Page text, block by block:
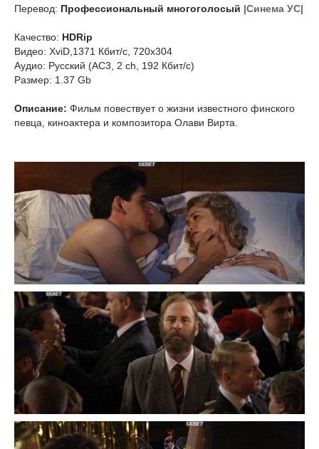
Перевод: Профессиональный многоголосый |Синема УС|
Качество: HDRip
Видео: XviD,1371 Кбит/с, 720x304
Аудио: Русский (AC3, 2 ch, 192 Кбит/с)
Размер: 1.37 Gb
Описание: Фильм повествует о жизни известного финского
певца, киноактера и композитора Олави Вирта.